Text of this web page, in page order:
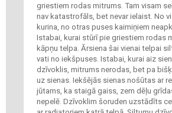
griestiem rodas mitrums. Tam visam
nav katastrofāls, bet nevar ielaist. No
kurina, no otras puses kaimiņiem
Istabai, kurai stūrī pie griestiem rodas
kāpņu telpa. Ārsiena šai vienai telpai
vati no iekšpuses. Istabai, kurai aiz
dzīvoklis, mitrums nerodas, bet pa
uz sienas. Iekšējās sienas nošūtas ar
jūtams, ka staigā gaiss, zem dēļu
nepelē. Dzīvoklim šoruden uzstādīts